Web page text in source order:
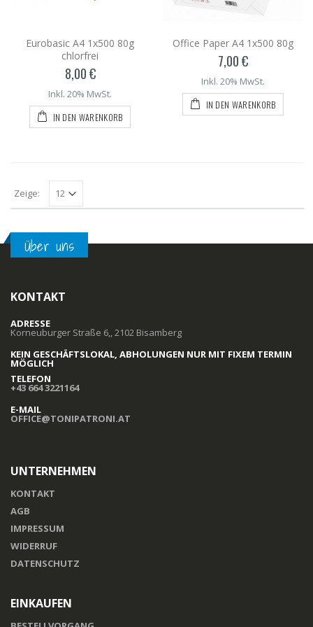
Eurobasic A4 1x500 80g
chlorfrei
8,00 €
Inkl. 20% MwSt.
IN DEN WARENKORB
Office Paper A4 1x500 80g
7,00 €
Inkl. 20% MwSt.
IN DEN WARENKORB
Zeige:
Über uns
KONTAKT
ADRESSE
Korneuburger Straße 6,, 2102 Bisamberg
KEIN GESCHÄFTSLOKAL, ABHOLUNGEN NUR MIT FIXEM TERMIN
MÖGLICH
TELEFON
+43 664 3221164
E-MAIL
OFFICE@TONIPATRONI.AT
UNTERNEHMEN
KONTAKT
AGB
IMPRESSUM
WIDERRUF
DATENSCHUTZ
EINKAUFEN